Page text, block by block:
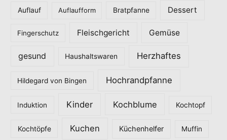
Auflauf Auflaufform Bratpfanne Dessert
Fingerschutz Fleischgericht Gemüse
gesund Haushaltswaren Herzhaftes
Hildegard von Bingen Hochrandpfanne
Induktion Kinder Kochblume Kochtopf
Kochtöpfe Kuchen Küchenhelfer Muffin